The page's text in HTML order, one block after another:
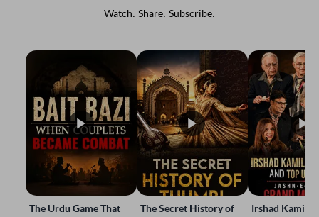
Watch. Share. Subscribe.
The Urdu Game That
The Secret History of
Irshad Kamil,